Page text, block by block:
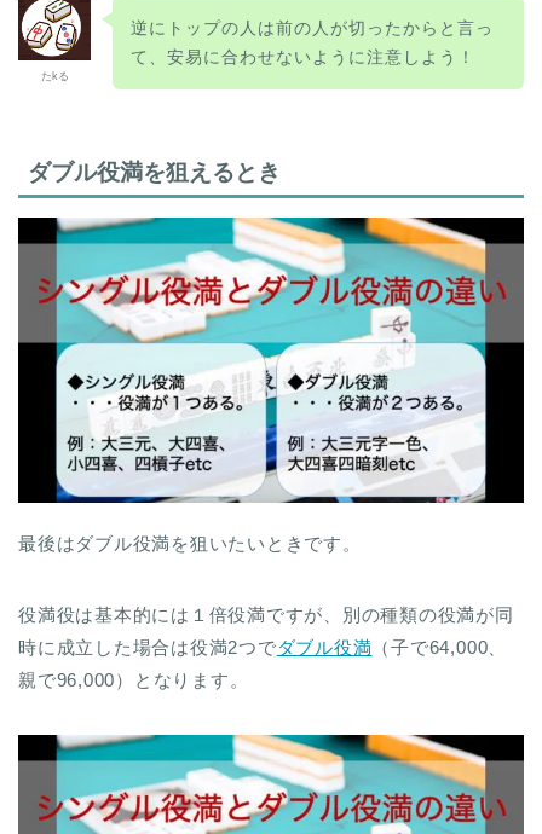
たkる
逆にトップの人は前の人が切ったからと言っ
て、安易に合わせないように注意しよう！
ダブル役満を狙えるとき
最後はダブル役満を狙いたいときです。
役満役は基本的には１倍役満ですが、別の種類の役満が同
時に成立した場合は役満2つでダブル役満 （子で64,000、
親で96,000）となります。